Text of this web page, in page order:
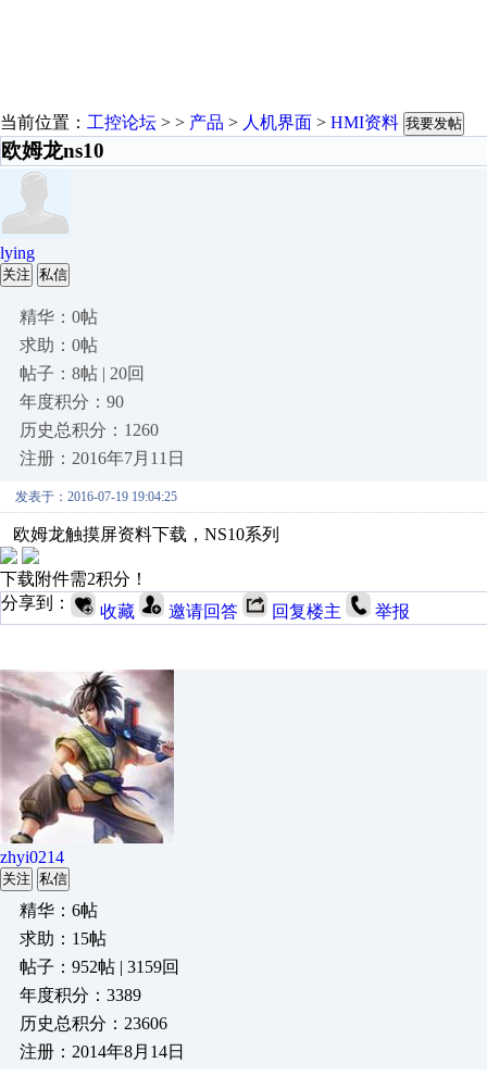
当前位置： 工控论坛 > > 产品 > 人机界面 > HMI资料 我要发帖
欧姆龙ns10
lying
关注 私信
精华：0帖
求助：0帖
帖子：8帖 | 20回
年度积分：90
历史总积分：1260
注册：2016年7月11日
发表于：2016-07-19 19:04:25
欧姆龙触摸屏资料下载，NS10系列
下载附件需2积分！
分享到：
收藏 邀请回答 回复楼主 举报
zhyi0214
关注 私信
精华：6帖
求助：15帖
帖子：952帖 | 3159回
年度积分：3389
历史总积分：23606
注册：2014年8月14日